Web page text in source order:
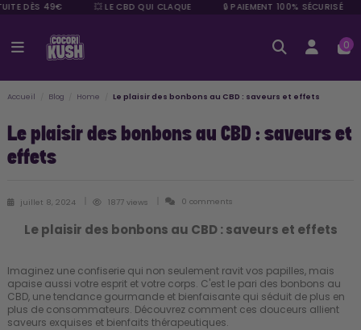
DÈS 49€ 💥 LE CBD QUI CLAQUE 🔒 PAIEMENT 100% SÉCURISÉ
0
Accueil Blog Home Le plaisir des bonbons au CBD : saveurs et effets
Le plaisir des bonbons au CBD : saveurs et
effets
juillet 8, 2024 1877 views 0 comments
Le plaisir des bonbons au CBD : saveurs et effets
Imaginez une confiserie qui non seulement ravit vos papilles, mais
apaise aussi votre esprit et votre corps. C'est le pari des bonbons au
CBD, une tendance gourmande et bienfaisante qui séduit de plus en
plus de consommateurs. Découvrez comment ces douceurs allient
saveurs exquises et bienfaits thérapeutiques.